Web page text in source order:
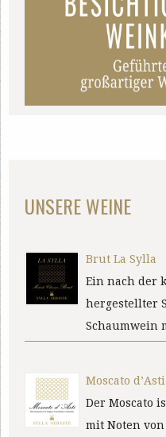
UNSERE WEINE
Brut La Sylla
Ein nach der
hergestellter
Schaumwein
Moscato d’Asti
Der Moscato
mit Noten